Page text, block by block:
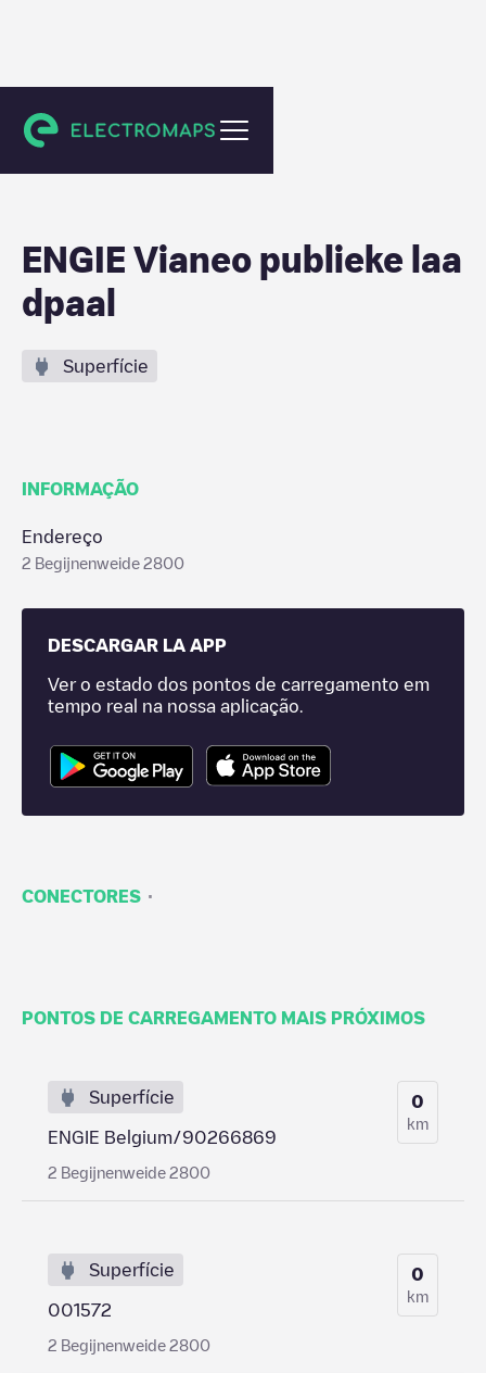
Mechelen
ENGIE Vianeo publieke laa
dpaal
Superfície
INFORMAÇÃO
Endereço
2 Begijnenweide 2800
DESCARGAR LA APP
Ver o estado dos pontos de carregamento em
tempo real na nossa aplicação.
CONECTORES ·
PONTOS DE CARREGAMENTO MAIS PRÓXIMOS
Superfície
ENGIE Belgium/90266869
2 Begijnenweide 2800
0
km
Superfície
001572
2 Begijnenweide 2800
0
km